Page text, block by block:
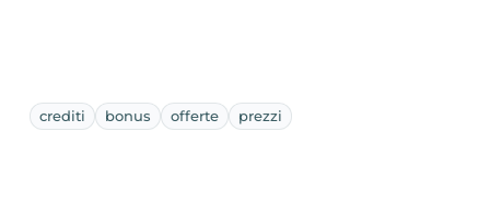
crediti bonus offerte prezzi